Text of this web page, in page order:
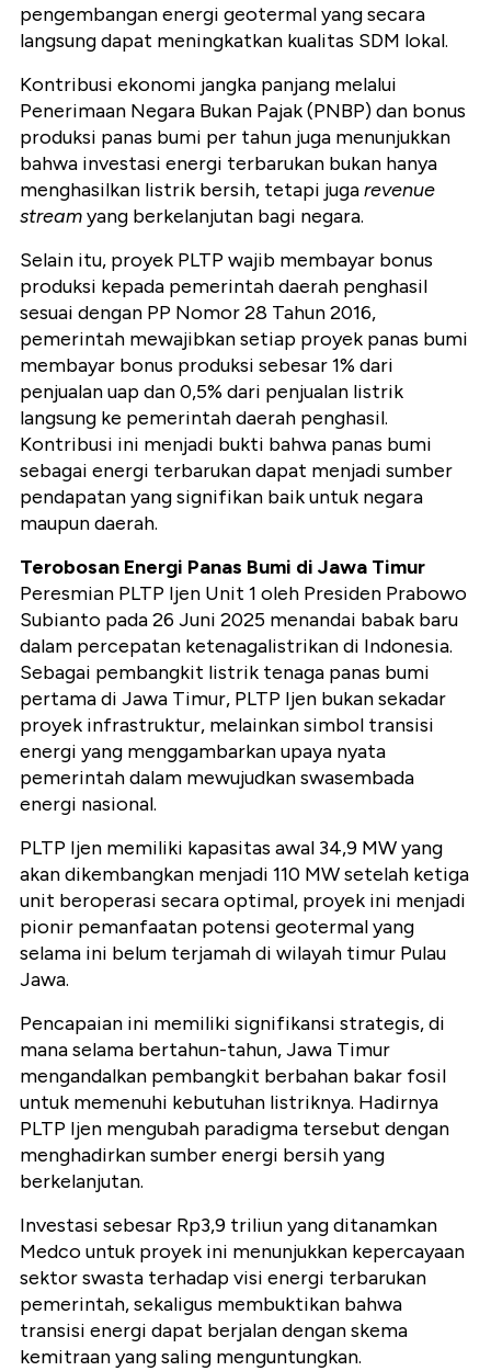
pengembangan energi geotermal yang secara
langsung dapat meningkatkan kualitas SDM lokal.
Kontribusi ekonomi jangka panjang melalui
Penerimaan Negara Bukan Pajak (PNBP) dan bonus
produksi panas bumi per tahun juga menunjukkan
bahwa investasi energi terbarukan bukan hanya
menghasilkan listrik bersih, tetapi jugarevenue
streamyang berkelanjutan bagi negara.
Selain itu, proyek PLTP wajib membayar bonus
produksi kepada pemerintah daerah penghasil
sesuai dengan PP Nomor 28 Tahun 2016,
pemerintah mewajibkan setiap proyek panas bumi
membayar bonus produksi sebesar 1% dari
penjualan uap dan 0,5% dari penjualan listrik
langsung ke pemerintah daerah penghasil.
Kontribusi ini menjadi bukti bahwa panas bumi
sebagai energi terbarukan dapat menjadi sumber
pendapatan yang signifikan baik untuk negara
maupun daerah.
Terobosan Energi Panas Bumi di Jawa Timur
Peresmian PLTP Ijen Unit 1 oleh Presiden Prabowo
Subianto pada 26 Juni 2025 menandai babak baru
dalam percepatan ketenagalistrikan di Indonesia.
Sebagai pembangkit listrik tenaga panas bumi
pertama di Jawa Timur, PLTP Ijen bukan sekadar
proyek infrastruktur, melainkan simbol transisi
energi yang menggambarkan upaya nyata
pemerintah dalam mewujudkan swasembada
energi nasional.
PLTP Ijen memiliki kapasitas awal 34,9 MW yang
akan dikembangkan menjadi 110 MW setelah ketiga
unit beroperasi secara optimal, proyek ini menjadi
pionir pemanfaatan potensi geotermal yang
selama ini belum terjamah di wilayah timur Pulau
Jawa.
Pencapaian ini memiliki signifikansi strategis, di
mana selama bertahun-tahun, Jawa Timur
mengandalkan pembangkit berbahan bakar fosil
untuk memenuhi kebutuhan listriknya. Hadirnya
PLTP Ijen mengubah paradigma tersebut dengan
menghadirkan sumber energi bersih yang
berkelanjutan.
Investasi sebesar Rp3,9 triliun yang ditanamkan
Medco untuk proyek ini menunjukkan kepercayaan
sektor swasta terhadap visi energi terbarukan
pemerintah, sekaligus membuktikan bahwa
transisi energi dapat berjalan dengan skema
kemitraan yang saling menguntungkan.